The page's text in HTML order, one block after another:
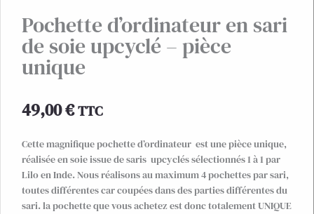
Pochette d’ordinateur en sari
de soie upcyclé – pièce
unique
49,00€TTC
Cette magnifique pochette d’ordinateur est une pièce unique,
réalisée en soie issue de saris upcyclés sélectionnés 1 à 1 par
Lilo en Inde. Nous réalisons au maximum 4 pochettes par sari,
toutes différentes car coupées dans des parties différentes du
sari. la pochette que vous achetez est donc totalement UNIQUE